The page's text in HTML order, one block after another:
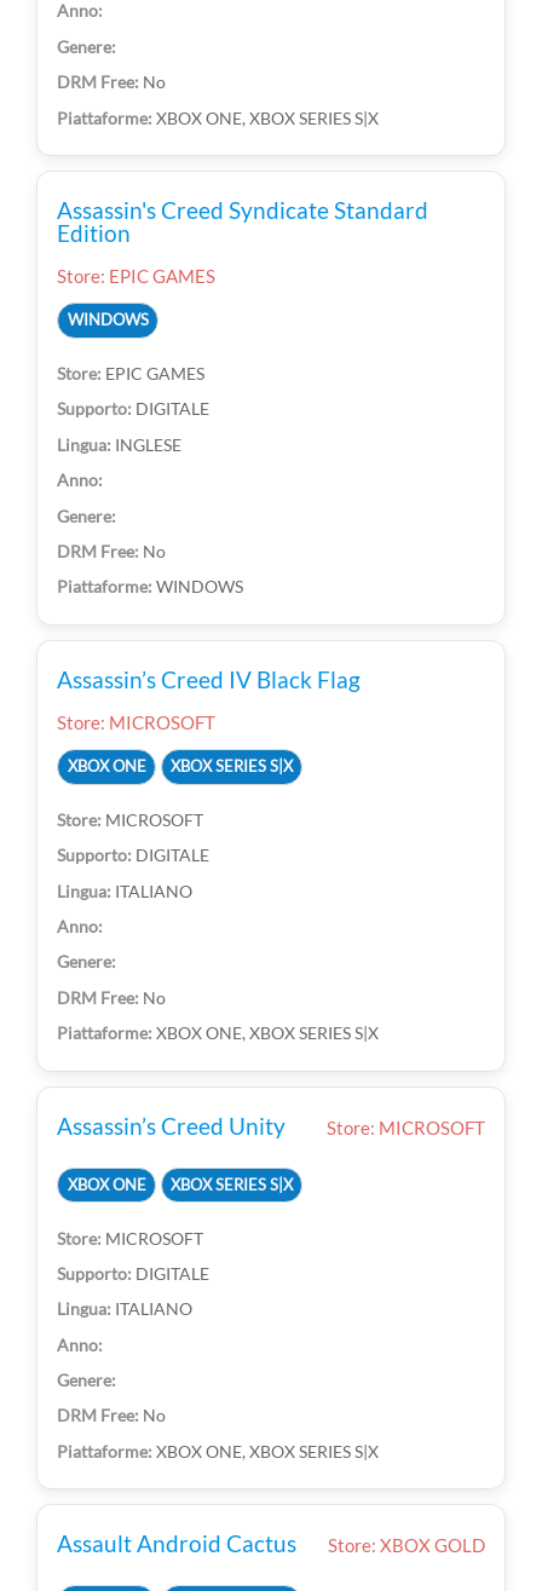
No
XBOX ONE, XBOX SERIES S|X
Assassin's Creed Syndicate Standard
Edition
Store: EPIC GAMES
WINDOWS
EPIC GAMES
DIGITALE
INGLESE
No
WINDOWS
Assassin’s Creed IV Black Flag
Store: MICROSOFT
XBOX ONE XBOX SERIES S|X
MICROSOFT
DIGITALE
ITALIANO
No
XBOX ONE, XBOX SERIES S|X
Assassin’s Creed Unity Store: MICROSOFT
XBOX ONE XBOX SERIES S|X
MICROSOFT
DIGITALE
ITALIANO
No
XBOX ONE, XBOX SERIES S|X
Assault Android Cactus Store: XBOX GOLD